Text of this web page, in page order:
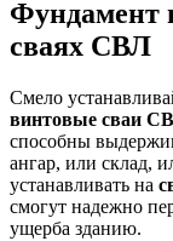
Фундамент
сваях СВЛ
Смело
винтовые сваи
способны
ангар, или склад,
устанавливать на
смогут надежно
ущерба зданию.